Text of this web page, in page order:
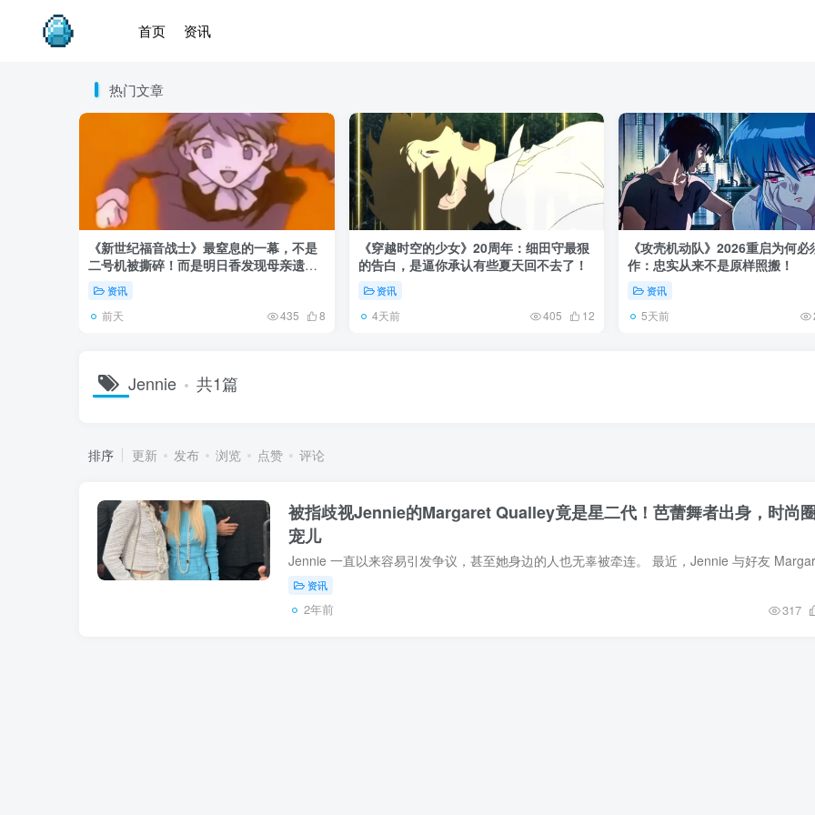
首页 资讯
热门文章
《新世纪福音战士》最窒息的一幕，不是
二号机被撕碎！而是明日香发现母亲遗
体！资讯
前天 435 8
《穿越时空的少女》20周年：细田守最狠
的告白，是逼你承认有些夏天回不去了！
资讯
4天前 405 12
《攻壳机动队》2026重启为何必
作：忠实从来不是原样照搬！
资讯
5天前
Jennie 共1篇
排序 更新 发布 浏览 点赞 评论
被指歧视Jennie的Margaret Qualley竟是星二代！芭蕾舞者出身，时尚
宠儿
资讯
2年前 317